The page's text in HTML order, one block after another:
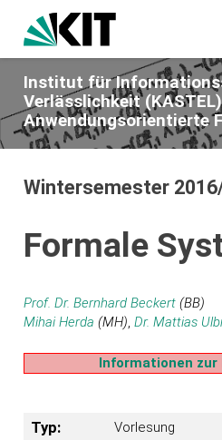
Institut für
Verlässlichkeit
Anwendungsorientierte
Wintersemester
Formale
Prof. Dr. Bernhard Beckert (BB)
Mihai Herda (MH),Dr. Mattias
Informationen zur
Typ: Vorlesung